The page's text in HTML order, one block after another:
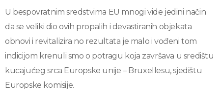
U bespovratnim sredstvima EU mnogi vide jedini način
da se veliki dio ovih propalih i devastiranih objekata
obnovi i revitalizira no rezultata je malo i vođeni tom
indicijom krenuli smo o potragu koja završava u središtu
kucajućeg srca Europske unije – Bruxellesu, sjedištu
Europske komisije.